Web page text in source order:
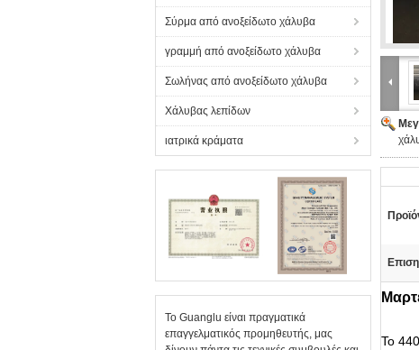
Σύρμα από ανοξείδωτο χάλυβα
γραμμή από ανοξείδωτο χάλυβα
Σωλήνας από ανοξείδωτο χάλυβα
Χάλυβας λεπίδων
ιατρικά κράματα
Το Guanglu είναι πραγματικά
επαγγελματικός προμηθευτής, μας
Το